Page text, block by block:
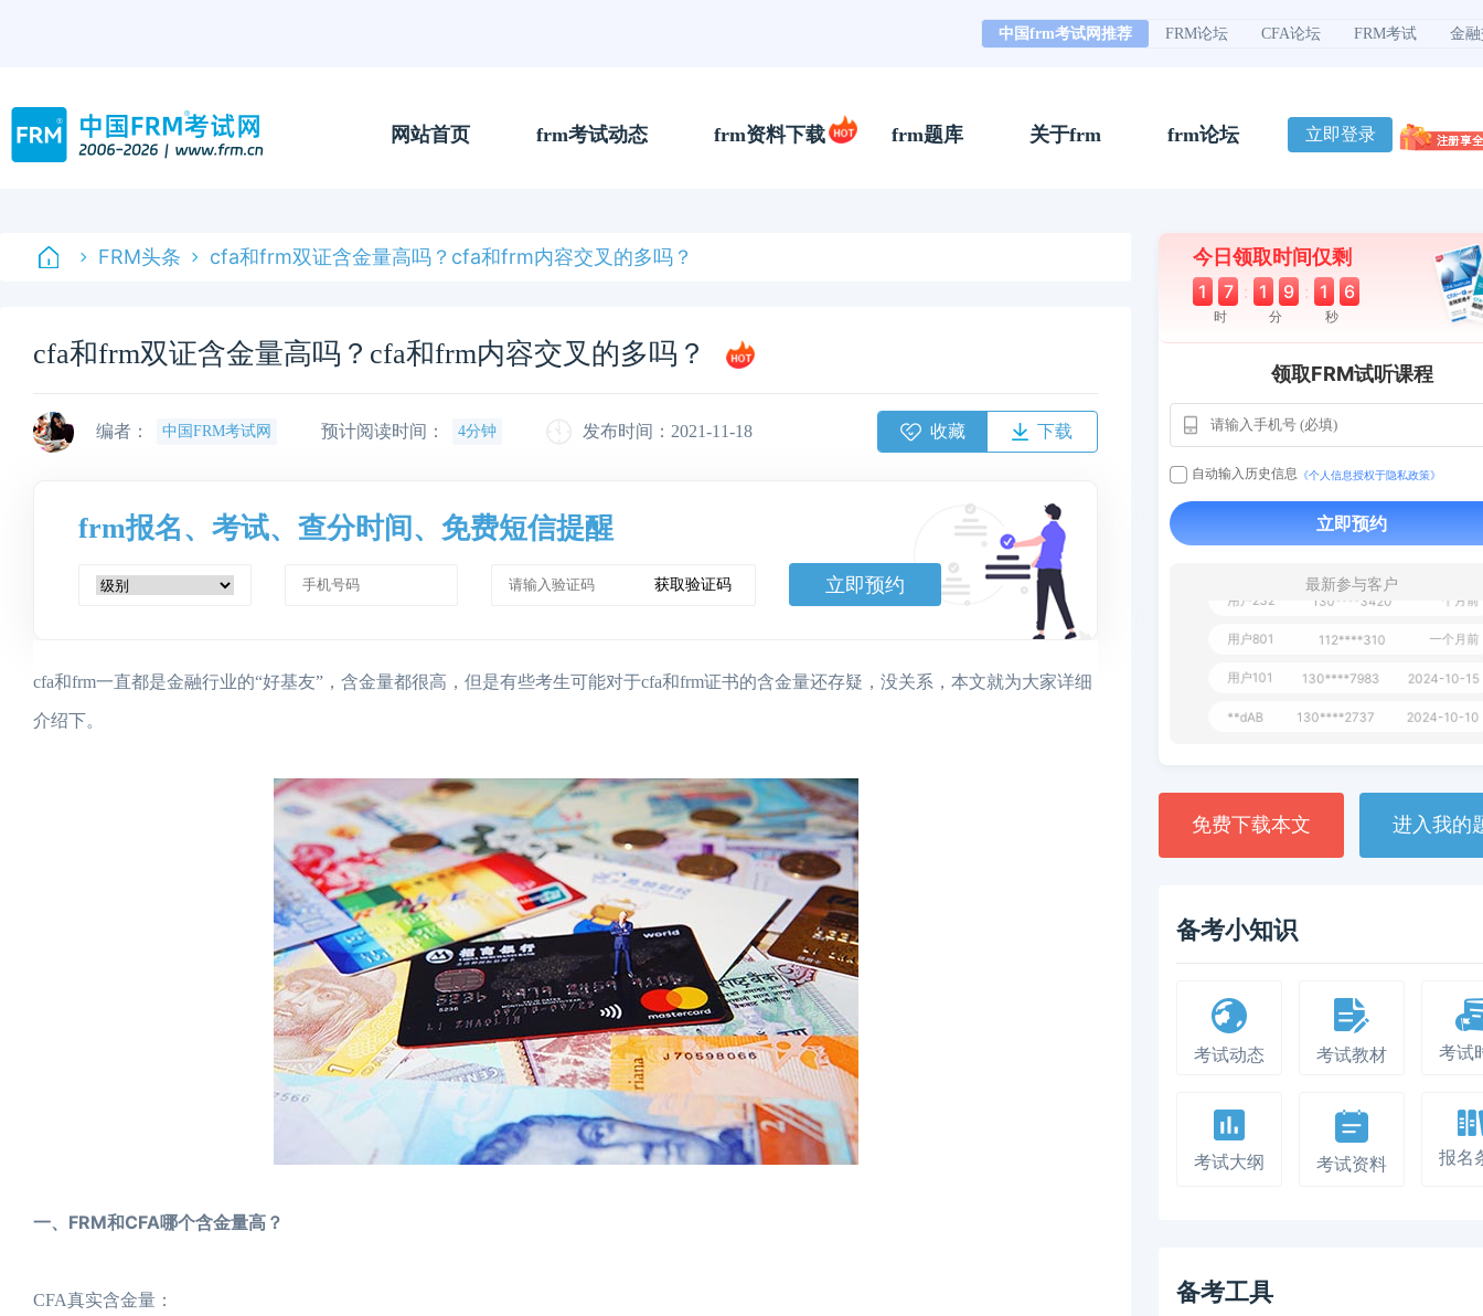
中国frm考试网推荐 FRM论坛 CFA论坛 FRM考试 金
网站首页 frm考试动态 frm资料下载 frm题库 关于frm frm论坛 立即登录
FRM头条 cfa和frm双证含金量高吗？cfa和frm内容交叉的多吗？
cfa和frm双证含金量高吗？cfa和frm内容交叉的多吗？
编者： 中国FRM考试网 预计阅读时间： 4分钟 发布时间：2021-11-18 收藏 下载
frm报名、考试、查分时间、免费短信提醒
获取验证码 立即预约
cfa和frm一直都是金融行业的“好基友”，含金量都很高，但是有些考生可能对于cfa和frm证书的含金量还存疑，没关系，本文就为大家详细
介绍下。
一、FRM和CFA哪个含金量高？
CFA真实含金量：
今日领取时间仅剩
1 7 : 1 9 : 1 5
时 分 秒
领取FRM试听课程
自动输入历史信息 《个人信息授权于隐私政策》
立即预约
最新参与客户
用户163 112****290
**AoZ 130****8017
用户349 130****9630 2024-11-15
130****3420
免费下载本文 进入我的
备考小知识
考试动态 考试教材 考试
考试大纲 考试资料 报名
备考工具